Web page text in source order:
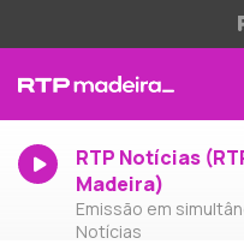
RTP Notícias
Madeira)
Emissão em
Notícias